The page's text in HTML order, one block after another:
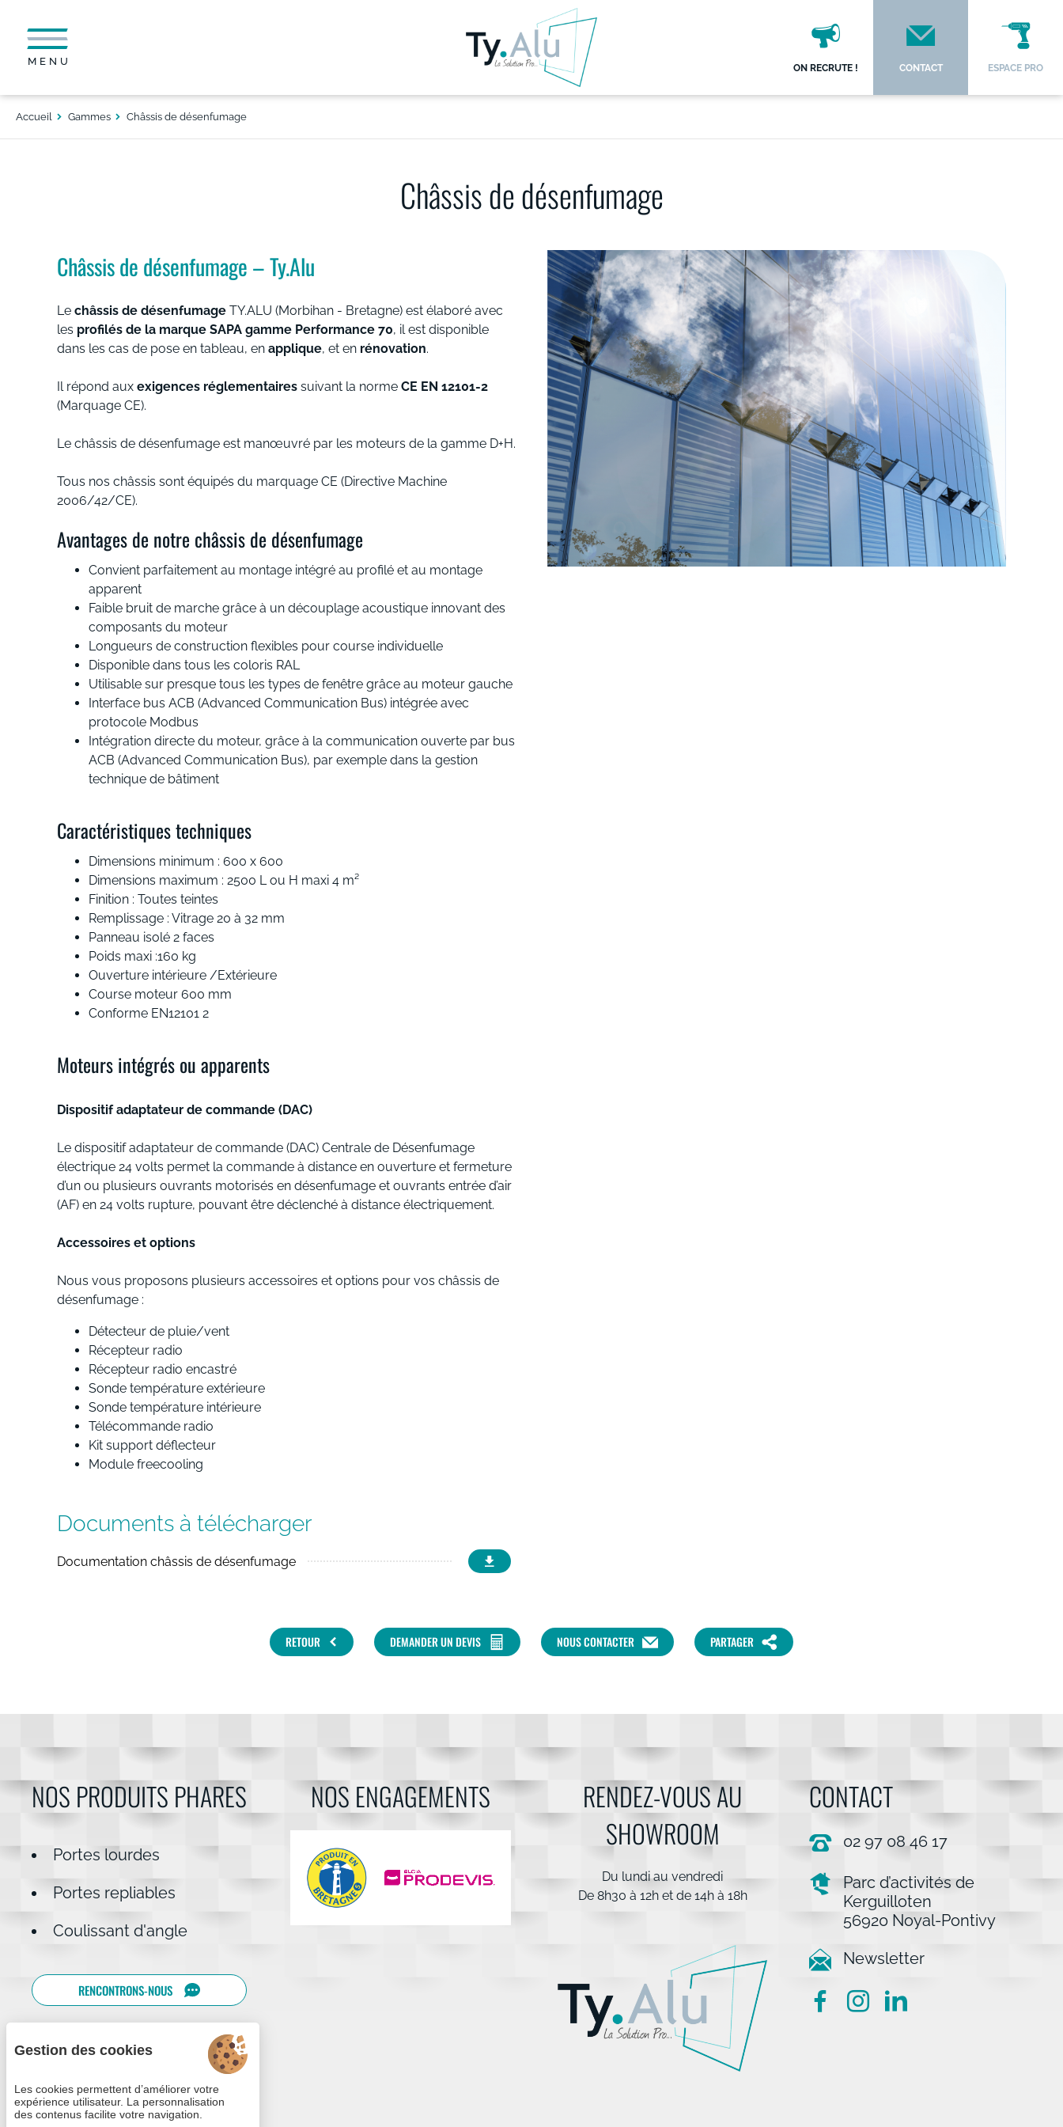
MENU
ON RECRUTE ! CONTACT ESPACE PRO
Accueil Gammes Châssis de désenfumage
Châssis de désenfumage
Châssis de désenfumage – Ty.Alu
Le châssis de désenfumage TY.ALU (Morbihan - Bretagne) est élaboré avec
les profilés de la marque SAPA gamme Performance 70, il est disponible
dans les cas de pose en tableau, en applique, et en rénovation.
Il répond aux exigences réglementaires suivant la norme CE EN 12101-2
(Marquage CE).
Le châssis de désenfumage est manœuvré par les moteurs de la gamme D+H.
Tous nos châssis sont équipés du marquage CE (Directive Machine
2006/42/CE).
Avantages de notre châssis de désenfumage
Convient parfaitement au montage intégré au profilé et au montage
apparent
Faible bruit de marche grâce à un découplage acoustique innovant des
composants du moteur
Longueurs de construction flexibles pour course individuelle
Disponible dans tous les coloris RAL
Utilisable sur presque tous les types de fenêtre grâce au moteur gauche
Interface bus ACB (Advanced Communication Bus) intégrée avec
protocole Modbus
Intégration directe du moteur, grâce à la communication ouverte par bus
ACB (Advanced Communication Bus), par exemple dans la gestion
technique de bâtiment
Caractéristiques techniques
Dimensions minimum : 600 x 600
Dimensions maximum : 2500 L ou H maxi 4 m²
Finition : Toutes teintes
Remplissage : Vitrage 20 à 32 mm
Panneau isolé 2 faces
Poids maxi :160 kg
Ouverture intérieure /Extérieure
Course moteur 600 mm
Conforme EN12101 2
Moteurs intégrés ou apparents
Dispositif adaptateur de commande (DAC)
Le dispositif adaptateur de commande (DAC) Centrale de Désenfumage
électrique 24 volts permet la commande à distance en ouverture et fermeture
d’un ou plusieurs ouvrants motorisés en désenfumage et ouvrants entrée d’air
(AF) en 24 volts rupture, pouvant être déclenché à distance électriquement.
Accessoires et options
Nous vous proposons plusieurs accessoires et options pour vos châssis de
désenfumage :
Détecteur de pluie/vent
Récepteur radio
Récepteur radio encastré
Sonde température extérieure
Sonde température intérieure
Télécommande radio
Kit support déflecteur
Module freecooling
Documents à télécharger
Documentation châssis de désenfumage
RETOUR DEMANDER UN DEVIS NOUS CONTACTER PARTAGER
NOS PRODUITS PHARES
Portes lourdes
Portes repliables
Coulissant d'angle
RENCONTRONS-NOUS
NOS ENGAGEMENTS
RENDEZ-VOUS AU
SHOWROOM
Du lundi au vendredi
De 8h30 à 12h et de 14h à 18h
CONTACT
02 97 08 46 17
Parc d’activités de
Kerguilloten
56920 Noyal-Pontivy
Newsletter
Gestion des cookies
Les cookies permettent d’améliorer votre
expérience utilisateur. La personnalisation
des contenus facilite votre navigation.